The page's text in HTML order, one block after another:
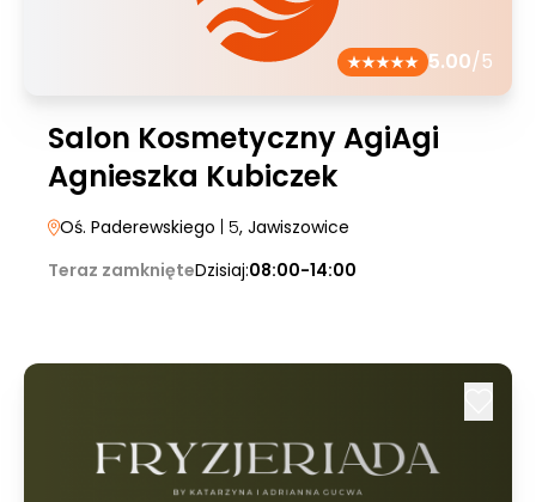
5.00/5
Salon Kosmetyczny AgiAgi
Agnieszka Kubiczek
Oś. Paderewskiego | 5, Jawiszowice
Teraz zamknięteDzisiaj:08:00-14:00